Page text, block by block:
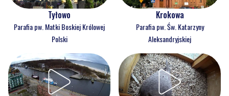
Tyłowo
Parafia pw. Matki Boskiej Królowej
Polski
Krokowa
Parafia pw. Św. Katarzyny
Aleksandryjskiej